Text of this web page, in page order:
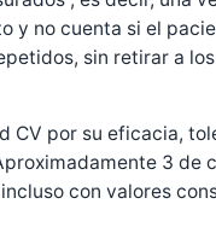
y no cuenta si el
sin retirar a
por su eficacia,
3 de
con valores